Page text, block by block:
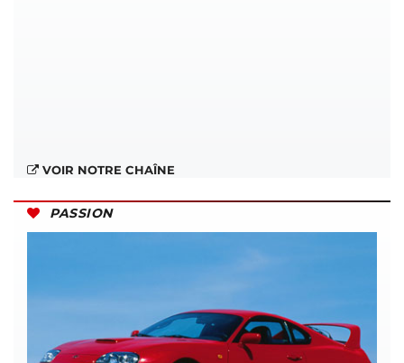
VOIR NOTRE CHAÎNE
PASSION